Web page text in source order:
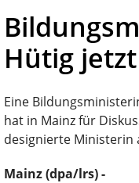
Hütig
Eine
hat in Mainz für
designierte Ministerin
Mainz (dpa/lrs) -